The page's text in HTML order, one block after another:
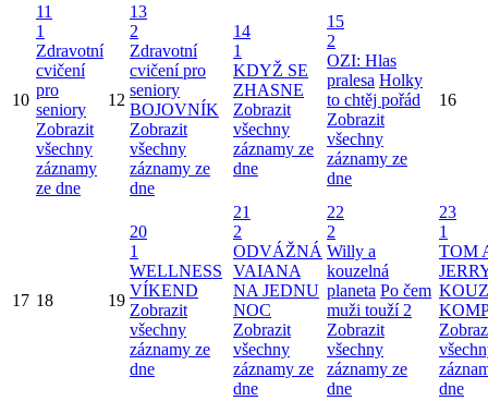
10
11
1
Zdravotní
cvičení
pro
seniory
Zobrazit
všechny
záznamy
ze dne
12
13
2
Zdravotní
cvičení pro
seniory
BOJOVNÍK
Zobrazit
všechny
záznamy ze
dne
14
1
KDYŽ SE
ZHASNE
Zobrazit
všechny
záznamy ze
dne
15
2
OZI: Hlas
pralesa Holky
to chtěj pořád
Zobrazit
všechny
záznamy ze
dne
16
17 18 19
20
1
WELLNESS
VÍKEND
Zobrazit
všechny
záznamy ze
dne
21
2
ODVÁŽNÁ
VAIANA
NA JEDNU
NOC
Zobrazit
všechny
záznamy ze
dne
22
2
Willy a
kouzelná
planeta Po čem
muži touží 2
Zobrazit
všechny
záznamy ze
dne
23
1
TOM
dne